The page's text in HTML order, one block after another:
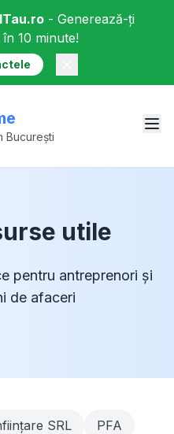
- Generează-ți
10 minute!
București
utile
pentru antreprenori și
de afaceri
SRL
PFA